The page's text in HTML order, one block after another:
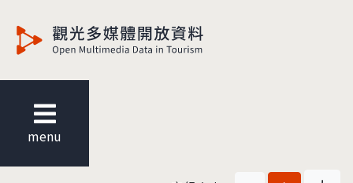
menu